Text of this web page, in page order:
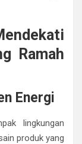
Ramah
Energi
lingkungan
produk yang